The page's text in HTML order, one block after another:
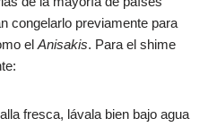
congelarlo previamente para
el Anisakis. Para el shime
fresca, lávala bien bajo agua